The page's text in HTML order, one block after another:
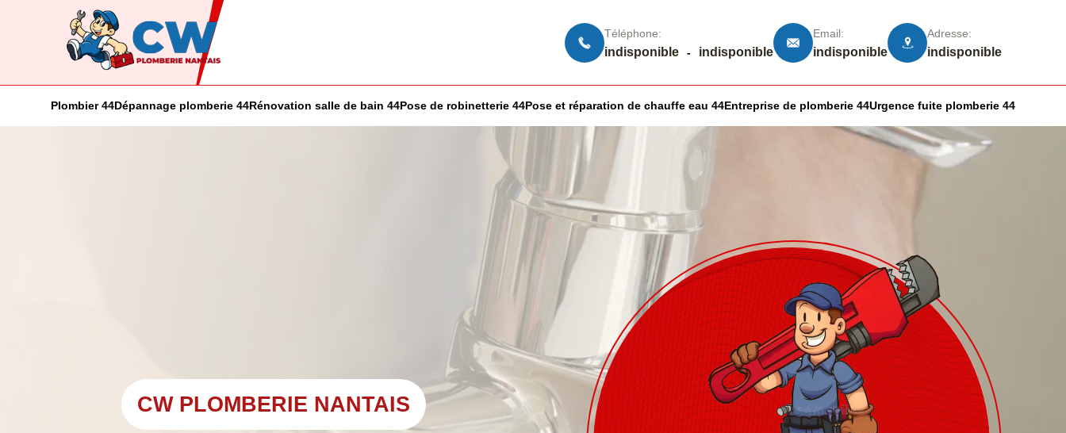
Téléphone:
indisponible - indisponible
Email:
indisponible
Adresse:
indisponible
Plombier 44Dépannage plomberie 44Rénovation salle de bain 44Pose de robinetterie 44Pose et réparation de chauffe eau 44Entreprise de plomberie 44Urgence fuite plomberie 44
CW PLOMBERIE NANTAIS